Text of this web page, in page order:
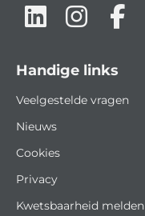
Handige links
Veelgestelde vragen
Nieuws
Cookies
Privacy
Kwetsbaarheid melden